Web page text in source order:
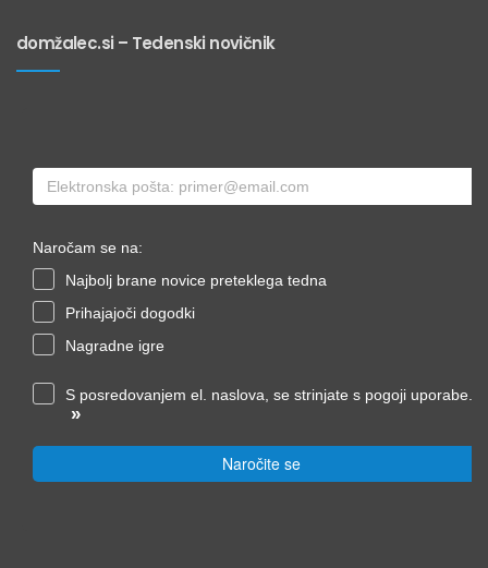
domžalec.si – Tedenski novičnik
Naročam se na:
Najbolj brane novice preteklega tedna
Prihajajoči dogodki
Nagradne igre
S posredovanjem el. naslova, se strinjate s pogoji uporabe.
»
Naročite se